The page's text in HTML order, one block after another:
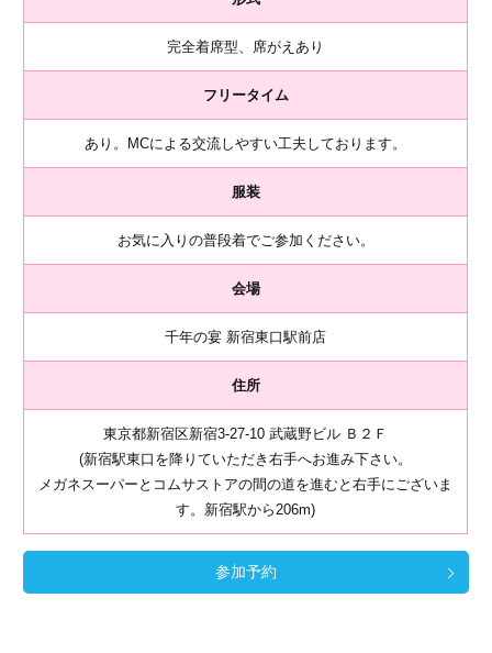
完全着席型、席がえあり
フリータイム
あり。MCによる交流しやすい工夫しております。
服装
お気に入りの普段着でご参加ください。
会場
千年の宴 新宿東口駅前店
住所
東京都新宿区新宿3-27-10 武蔵野ビル Ｂ２Ｆ
(新宿駅東口を降りていただき右手へお進み下さい。
メガネスーパーとコムサストアの間の道を進むと右手にございま
す。新宿駅から206m)
参加予約